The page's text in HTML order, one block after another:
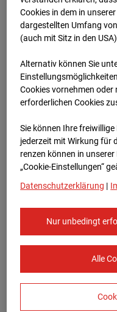
96WE -
Meischlgasse 32,
Europe/Vienna
Cookies in dem in
dargestellten Umfang
(auch mit Sitz in den
Alternativ können Sie
Cookies vornehmen
erforderlichen Cookies
Sie können Ihre
jederzeit mit Wirkung für
renzen können in
„Cookie-Einstellungen“
Datenschutzerklärung |
Nur unbedingt
Alle